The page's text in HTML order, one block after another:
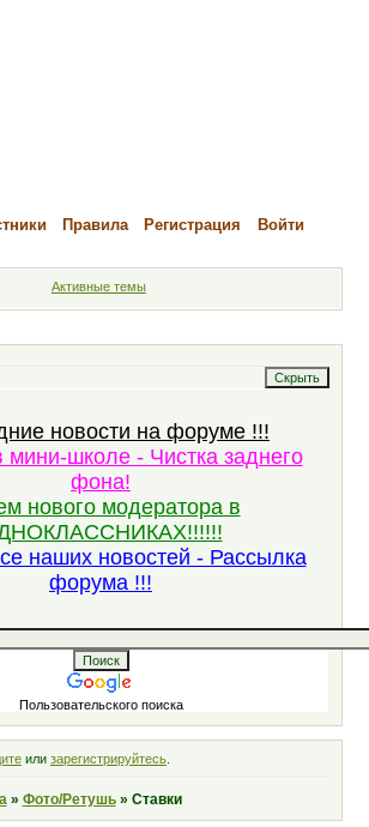
Правила Регистрация Войти
Активные темы
новости на форуме !!!
мини-школе - Чистка заднего
фона!
нового модератора в
наших новостей - Рассылка
форума !!!
Пользовательского поиска
или зарегистрируйтесь.
» Фото/Ретушь » Ставки